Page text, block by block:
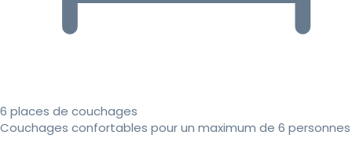
6 places de couchages
Couchages confortables pour un maximum de 6 personnes